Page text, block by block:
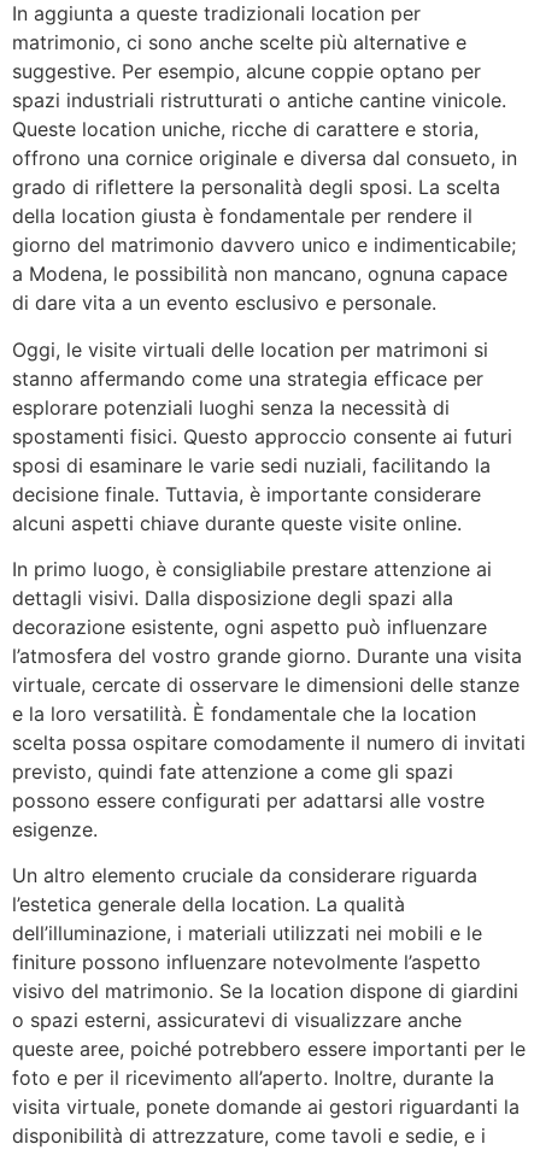
In aggiunta a queste tradizionali location per
matrimonio, ci sono anche scelte più alternative e
suggestive. Per esempio, alcune coppie optano per
spazi industriali ristrutturati o antiche cantine vinicole.
Queste location uniche, ricche di carattere e storia,
offrono una cornice originale e diversa dal consueto, in
grado di riflettere la personalità degli sposi. La scelta
della location giusta è fondamentale per rendere il
giorno del matrimonio davvero unico e indimenticabile;
a Modena, le possibilità non mancano, ognuna capace
di dare vita a un evento esclusivo e personale.
Oggi, le visite virtuali delle location per matrimoni si
stanno affermando come una strategia efficace per
esplorare potenziali luoghi senza la necessità di
spostamenti fisici. Questo approccio consente ai futuri
sposi di esaminare le varie sedi nuziali, facilitando la
decisione finale. Tuttavia, è importante considerare
alcuni aspetti chiave durante queste visite online.
In primo luogo, è consigliabile prestare attenzione ai
dettagli visivi. Dalla disposizione degli spazi alla
decorazione esistente, ogni aspetto può influenzare
l’atmosfera del vostro grande giorno. Durante una visita
virtuale, cercate di osservare le dimensioni delle stanze
e la loro versatilità. È fondamentale che la location
scelta possa ospitare comodamente il numero di invitati
previsto, quindi fate attenzione a come gli spazi
possono essere configurati per adattarsi alle vostre
esigenze.
Un altro elemento cruciale da considerare riguarda
l’estetica generale della location. La qualità
dell’illuminazione, i materiali utilizzati nei mobili e le
finiture possono influenzare notevolmente l’aspetto
visivo del matrimonio. Se la location dispone di giardini
o spazi esterni, assicuratevi di visualizzare anche
queste aree, poiché potrebbero essere importanti per le
foto e per il ricevimento all’aperto. Inoltre, durante la
visita virtuale, ponete domande ai gestori riguardanti la
disponibilità di attrezzature, come tavoli e sedie, e i